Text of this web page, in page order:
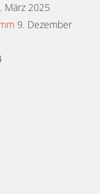
März 2025
9. Dezember